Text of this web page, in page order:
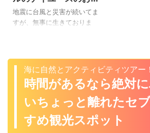
日本人宿、ホステルで現地情
報を集めたいですね！ 今回、
もってゲストハウスホッピン
グしたボク。 ということで、
今日は「セブ島のゲストハウ
スや ...
ライベ
の？ セ
ートホ
ルで ...
すめは？必ず日帰りで
満足できる9選まとめ
地震に台風と災害が続いてま
すが、無事に生きておりま
ブ島に旅行に来る人は、南国
リゾート＆青い海を期待して
ますね。 そして、その欲求に
答えるのがマクタン島のビー
チリゾートで、「リゾートホ
テルでビーチチェアに横たわ
って、カクテルを飲みながら
海に自然とアクティビティツアー！
時間があるなら絶対
いちょっと離れたセ
すめ観光スポット